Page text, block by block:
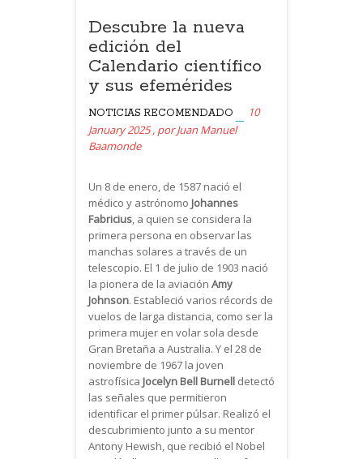
Descubre la nueva
edición del
Calendario científico
y sus efemérides
NOTICIAS RECOMENDADO
10
January 2025 , porJuan Manuel
Baamonde
Un 8 de enero, de 1587 nació el
médico y astrónomo Johannes
Fabricius, a quien se considera la
primera persona en observar las
manchas solares a través de un
telescopio. El 1 de julio de 1903 nació
la pionera de la aviación Amy
Johnson. Estableció varios récords de
vuelos de larga distancia, como ser la
primera mujer en volar sola desde
Gran Bretaña a Australia. Y el 28 de
noviembre de 1967 la joven
astrofísica Jocelyn Bell Burnell detectó
las señales que permitieron
identificar el primer púlsar. Realizó el
descubrimiento junto a su mentor
Antony Hewish, que recibió el Nobel